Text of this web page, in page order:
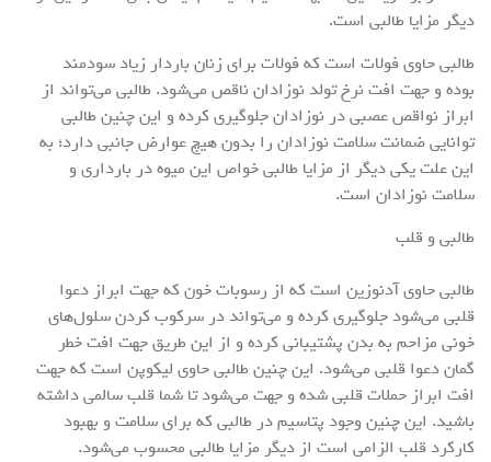
دیگر مزایا طالبی است.
طالبی حاوی فولات است که فولات برای زنان باردار زیاد سودمند
بوده و جهت افت نرخ تولد نوزادان ناقص می‌شود. طالبی می‌تواند از
ابراز نواقص عصبی در نوزادان جلوگیری کرده و این چنین طالبی
توانایی ضمانت سلامت نوزادان را بدون هیچ عوارض جانبی دارد؛ به
این علت یکی دیگر از مزایا طالبی خواص این میوه در بارداری و
سلامت نوزادان است.
طالبی و قلب
طالبی حاوی آدنوزین است که از رسوبات خون که جهت ابراز دعوا
قلبی می‌شود جلوگیری کرده و می‌تواند در سرکوب کردن سلول‌های
خونی مزاحم به بدن پشتیبانی کرده و از این طریق جهت افت خطر
گمان دعوا قلبی می‌شود. این چنین طالبی حاوی لیکوپن است که جهت
افت ابراز حملات قلبی شده و جهت می‌شود تا شما قلب سالمی داشته
باشید. این چنین وجود پتاسیم در طالبی که برای سلامت و بهبود
کارکرد قلب الزامی است از دیگر مزایا طالبی محسوب می‌شود.